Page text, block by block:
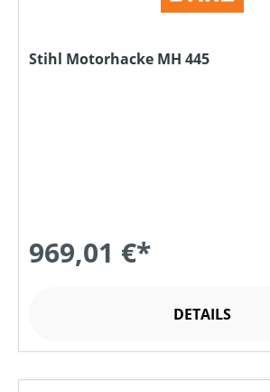
Stihl Motorhacke MH 445
969,01 €*
DETAILS